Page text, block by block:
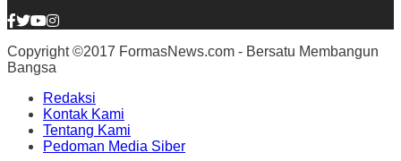
Copyright ©2017 FormasNews.com - Bersatu Membangun
Bangsa
Redaksi
Kontak Kami
Tentang Kami
Pedoman Media Siber